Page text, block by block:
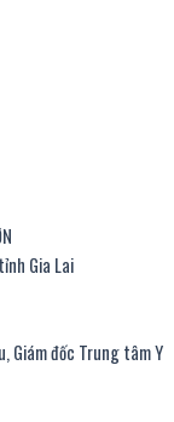
Gia Lai
Giám đốc Trung tâm Y